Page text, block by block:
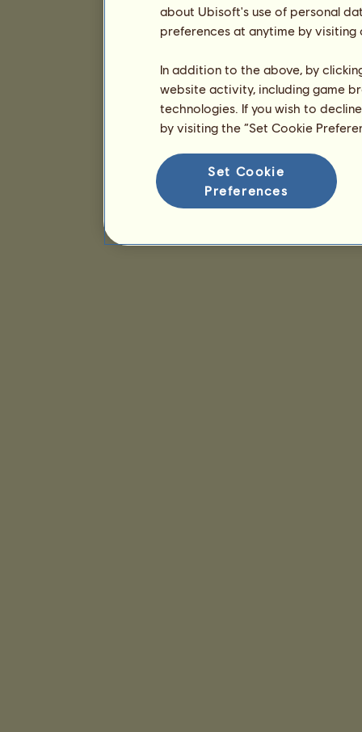
about Ubisoft's use of personal
preferences at anytime by
In addition to the above, by
website activity, including game
technologies. If you wish to
by visiting the “Set Cookie
Set Cookie
Preferences